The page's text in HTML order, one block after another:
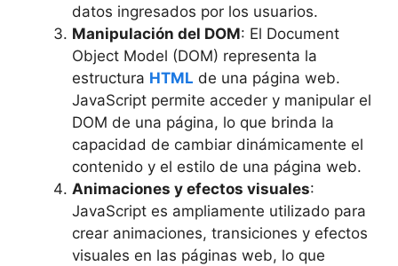
datos ingresados por los usuarios.
Manipulación del DOM: El Document
Object Model (DOM) representa la
estructura HTML de una página web.
JavaScript permite acceder y manipular el
DOM de una página, lo que brinda la
capacidad de cambiar dinámicamente el
contenido y el estilo de una página web.
Animaciones y efectos visuales:
JavaScript es ampliamente utilizado para
crear animaciones, transiciones y efectos
visuales en las páginas web, lo que